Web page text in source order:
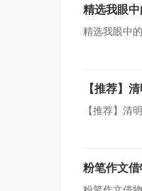
精选我眼
精选我眼中
【推荐】
【推荐】清
粉笔作文